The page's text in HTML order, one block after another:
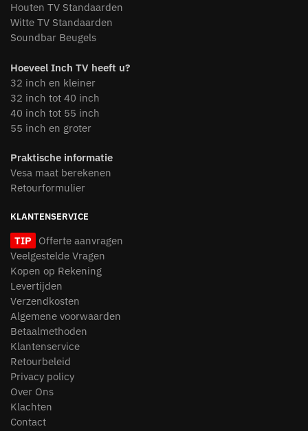
Houten TV Standaarden
Witte TV Standaarden
Soundbar Beugels
Hoeveel Inch TV heeft u?
32 inch en kleiner
32 inch tot 40 inch
40 inch tot 55 inch
55 inch en groter
Praktische informatie
Vesa maat berekenen
Retourformulier
KLANTENSERVICE
TIP
Offerte aanvragen
Veelgestelde Vragen
Kopen op Rekening
Levertijden
Verzendkosten
Algemene voorwaarden
Betaalmethoden
Klantenservice
Retourbeleid
Privacy policy
Over Ons
Klachten
Contact